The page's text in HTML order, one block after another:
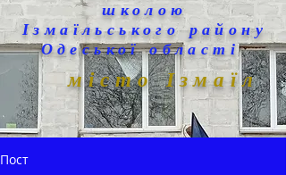
школою
Ізмаїльського району
Одеської області
місто Ізмаїл
Пост